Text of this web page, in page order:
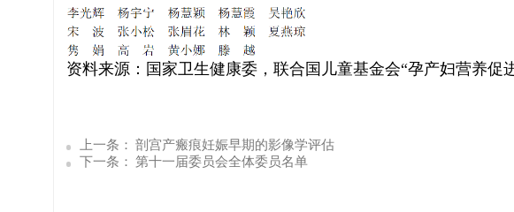
资料来源：国家卫生健康委，联合国儿童基金会“孕产妇营养促
上一条： 剖宫产瘢痕妊娠早期的影像学评估
下一条： 第十一届委员会全体委员名单